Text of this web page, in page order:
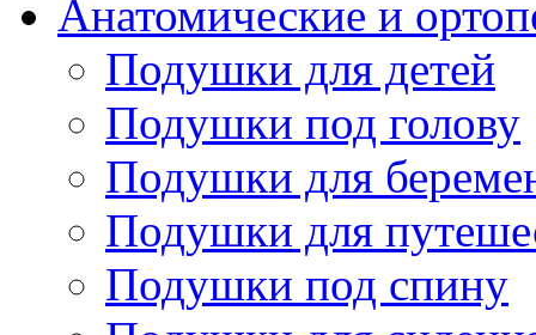
Анатомические и
Подушки для детей
Подушки под голову
Подушки для
Подушки для
Подушки под спину